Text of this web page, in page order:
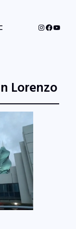
Instagram
Lorenzo